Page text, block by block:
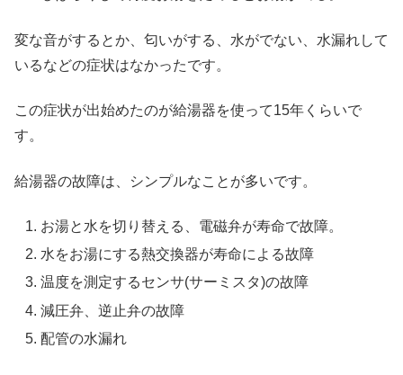
変な音がするとか、匂いがする、水がでない、水漏れして
いるなどの症状はなかったです。
この症状が出始めたのが給湯器を使って15年くらいで
す。
給湯器の故障は、シンプルなことが多いです。
お湯と水を切り替える、電磁弁が寿命で故障。
水をお湯にする熱交換器が寿命による故障
温度を測定するセンサ(サーミスタ)の故障
減圧弁、逆止弁の故障
配管の水漏れ